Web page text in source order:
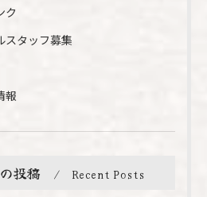
ク
スタッフ募集
報
投稿 Recent Posts